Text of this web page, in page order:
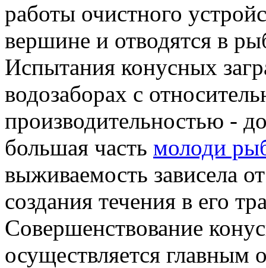
работы очистного
вершине и отводятся в
Испытания конусных
водозаборах с
производительностью -
большая часть молоди
выживаемость зависела
создания течения в его
Совершенствование
осуществляется главным